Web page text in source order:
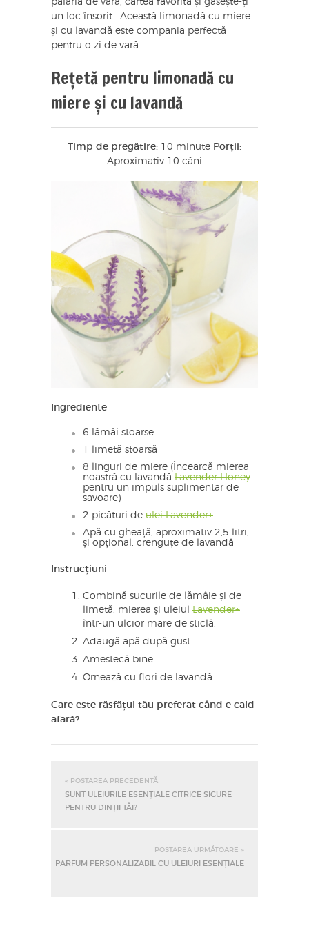
un loc însorit. Această limonadă cu miere
și cu lavandă este compania perfectă
pentru o zi de vară.
Rețetă pentru limonadă cu
miere și cu lavandă
Timp de pregătire: 10 minute Porții:
Aproximativ 10 căni
Ingrediente
6 lămâi stoarse
1 limetă stoarsă
8 linguri de miere (Încearcă mierea
noastră cu lavandă Lavender Honey
pentru un impuls suplimentar de
savoare)
2 picături de ulei Lavender+
Apă cu gheață, aproximativ 2,5 litri,
și opțional, crenguțe de lavandă
Instrucțiuni
Combină sucurile de lămâie și de
limetă, mierea și uleiul Lavender+
într-un ulcior mare de sticlă.
Adaugă apă după gust.
Amestecă bine.
Ornează cu flori de lavandă.
Care este răsfățul tău preferat când e cald
afară?
« POSTAREA PRECEDENTĂ
SUNT ULEIURILE ESENȚIALE CITRICE SIGURE
PENTRU DINȚII TĂI?
POSTAREA URMĂTOARE »
PARFUM PERSONALIZABIL CU ULEIURI ESENȚIALE